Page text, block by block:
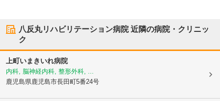
八反丸リハビリテーション病院近隣の病院・クリニッ
ク
上町いまきいれ病院
内科, 脳神経内科, 整形外科, ...
鹿児島県鹿児島市長田町5番24号